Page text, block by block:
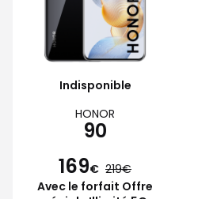
Indisponible
HONOR
90
169€ 219
Avec le forfait Offre